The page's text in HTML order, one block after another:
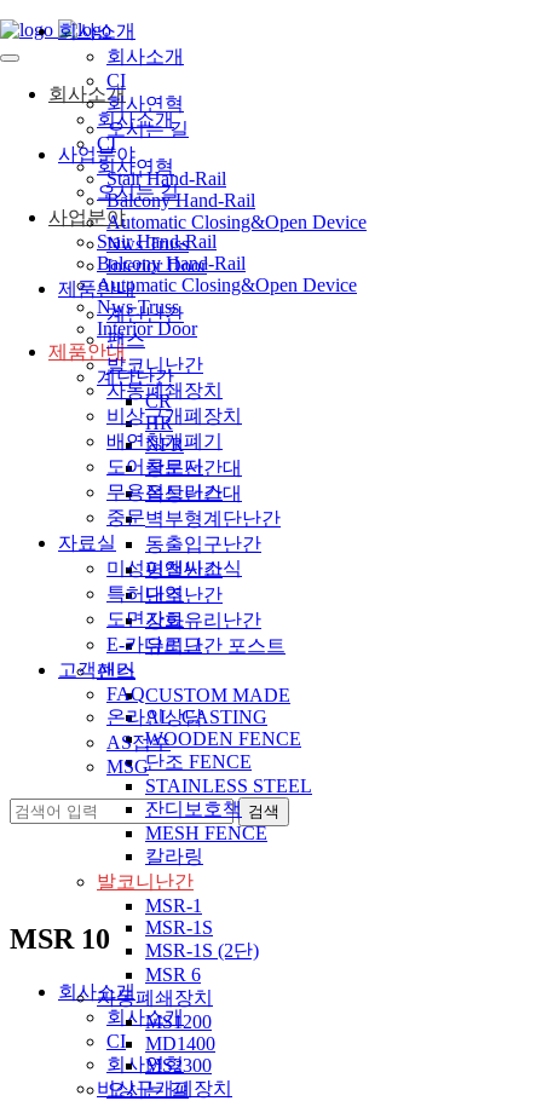
회사소개
회사소개
CI
회사연혁
오시는 길
사업분야
Stair Hand-Rail
Balcony Hand-Rail
Automatic Closing&Open Device
Nws Truss
Interior Door
제품안내
계단난간
CR
HR
NFR
창문난간대
옥상난간대
벽부형계단난간
동출입구난간
평철난간
단조난간
강화유리난간
유리난간 포스트
팬스
CUSTOM MADE
AL_CASTING
WOODEN FENCE
단조 FENCE
STAINLESS STEEL
잔디보호책
MESH FENCE
칼라링
발코니난간
MSR-1
MSR-1S
MSR-1S (2단)
MSR 6
자동폐쇄장치
MS1200
MD1400
MS2300
비상구개폐장치
회사소개
회사소개
CI
회사연혁
오시는 길
사업분야
Stair Hand-Rail
Balcony Hand-Rail
Automatic Closing&Open Device
Nws Truss
Interior Door
제품안내
계단난간
팬스
발코니난간
자동폐쇄장치
비상구개폐장치
배연창개폐기
도어클로저
무용접트러스
중문
자료실
미성이앤씨소식
특허내역
도면자료
E-카다로그
고객센터
FAQ
온라인상담
AS접수
MSG
MSR 10
회사소개
회사소개
CI
회사연혁
오시는 길